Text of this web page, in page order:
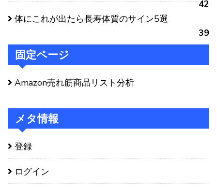
42
体にこれが出たら長寿体質のサイン5選
39
固定ページ
Amazon売れ筋商品リスト分析
メタ情報
登録
ログイン